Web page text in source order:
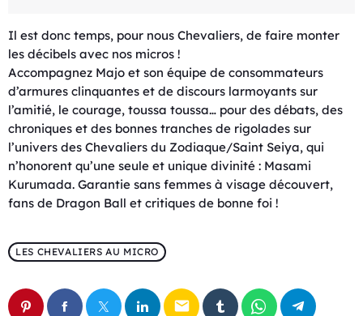
Il est donc temps, pour nous Chevaliers, de faire monter
les décibels avec nos micros !
Accompagnez Majo et son équipe de consommateurs
d’armures clinquantes et de discours larmoyants sur
l’amitié, le courage, toussa toussa… pour des débats, des
chroniques et des bonnes tranches de rigolades sur
l’univers des Chevaliers du Zodiaque/Saint Seiya, qui
n’honorent qu’une seule et unique divinité : Masami
Kurumada. Garantie sans femmes à visage découvert,
fans de Dragon Ball et critiques de bonne foi !
LES CHEVALIERS AU MICRO
email